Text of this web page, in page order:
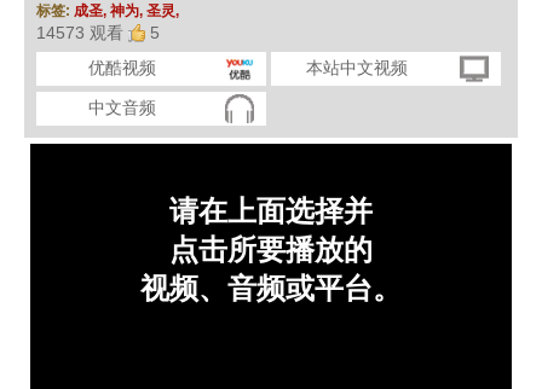
标签: 成圣, 神为, 圣灵,
14573 观看
5
优酷视频
本站中文视频
中文音频